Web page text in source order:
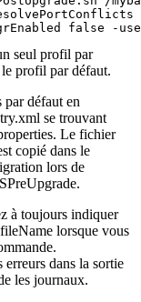
false -
seul profil par
profil par défaut.
défaut en
se trouvant
. Le fichier
copié dans le
lors de
.
à toujours indiquer
lorsque vous
dans la sortie
les journaux.